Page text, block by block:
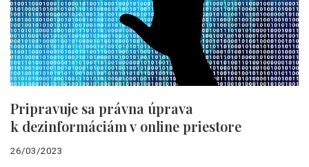
Pripravuje sa právna úprava
k dezinformáciám v online priestore
26/03/2023